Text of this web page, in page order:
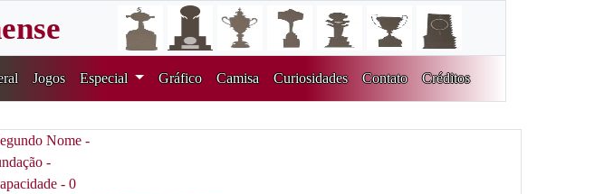
Jogos Especial Gráfico Camisa Curiosidades Contato Créditos
Nome -
-
- 0